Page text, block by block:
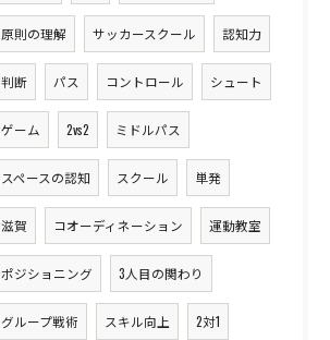
原則の理解 サッカースクール 認知力
判断 パス コントロール シュート
ゲーム 2vs2 ミドルパス
スペースの認知 スクール 単発
滋賀 コオーディネーション 運動教室
ポジショニング 3人目の関わり
グループ戦術 スキル向上 2対1